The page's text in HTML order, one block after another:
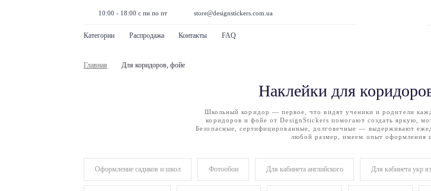
10:00 - 18:00 с пн по пт store@designstickers.com.ua
Категории Распродажа Контакты FAQ
Главная Для коридоров, фойе
Наклейки для
Школьный коридор — первое, что видят ученики и родители
коридоров и фойе от DesignStickers помогают создать яркую,
Безопасные, сертифицированные, долговечные — выдерживают
любой размер, имеем опыт оформления
Оформление садиков и школ Фотообои Для кабинета английского Для кабинета укр